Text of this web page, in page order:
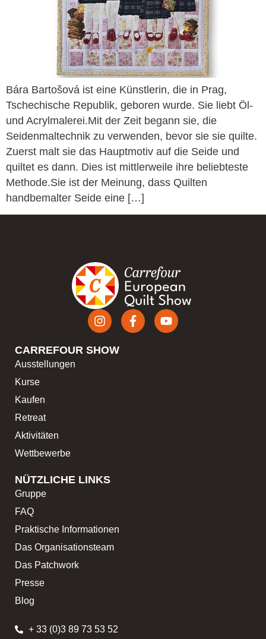
Bára Bartošová ist eine Künstlerin, die in Prag,
Tschechische Republik, geboren wurde. Sie liebt Öl-
und Acrylmalerei.Mit der Zeit begann sie, die
Seidenmaltechnik zu verwenden, bevor sie sie quilte.
Zuerst malt sie das Hauptmotiv auf die Seide und
quiltet es dann. Dies ist mittlerweile ihre beliebteste
Methode.Sie ist der Meinung, dass Quilten
handbemalter Seide eine […]
CARREFOUR SHOW
Ausstellungen
Kurse
Kaufen
Retreat
Aktivitäten
Wettbewerbe
NÜTZLICHE LINKS
Gruppe
FAQ
Praktische Informationen
Das Organisationsteam
Das Patchwork
Presse
Blog
+ 33 (0)3 89 73 53 52